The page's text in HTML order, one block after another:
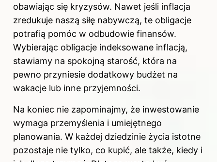
obawiając się kryzysów. Nawet jeśli inflacja
zredukuje naszą siłę nabywczą, te obligacje
potrafią pomóc w odbudowie finansów.
Wybierając obligacje indeksowane inflacją,
stawiamy na spokojną starość, która na
pewno przyniesie dodatkowy budżet na
wakacje lub inne przyjemności.
Na koniec nie zapominajmy, że inwestowanie
wymaga przemyślenia i umiejętnego
planowania. W każdej dziedzinie życia istotne
pozostaje nie tylko, co kupić, ale także, kiedy i